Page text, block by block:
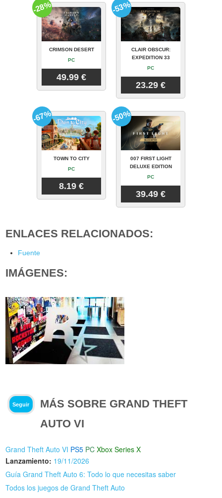
CRIMSON DESERT
PC
49.99 €
-28%
CLAIR OBSCUR:
EXPEDITION 33
PC
23.29 €
-53%
TOWN TO CITY
PC
8.19 €
-67%
007 FIRST LIGHT
DELUXE EDITION
PC
39.49 €
-50%
ENLACES RELACIONADOS:
Fuente
IMÁGENES:
Seguir
MÁS SOBRE GRAND THEFT
AUTO VI
Grand Theft Auto VI PS5 PC Xbox Series X
Lanzamiento: 19/11/2026
Guía Grand Theft Auto 6: Todo lo que necesitas saber
Todos los juegos de Grand Theft Auto